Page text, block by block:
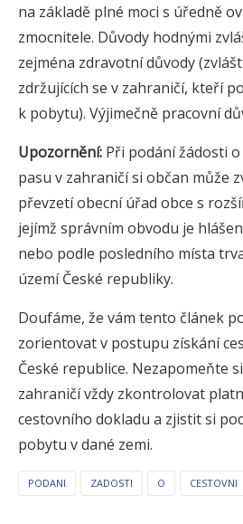
na základě plné moci s úředně
zmocnitele. Důvody hodnými
zejména zdravotní důvody
zdržujících se v zahraničí, kteří
k pobytu). Výjimečně pracovní
Upozornění: Při podání žádosti
pasu v zahraničí si občan může
převzetí obecní úřad obce s
jejímž správním obvodu je
nebo podle posledního místa
území České republiky.
Doufáme, že vám tento článek
zorientovat v postupu získání
České republice. Nezapomeňte
zahraničí vždy zkontrolovat
cestovního dokladu a zjistit si
pobytu v dané zemi.
PODANI ZADOSTI O CESTOVNI